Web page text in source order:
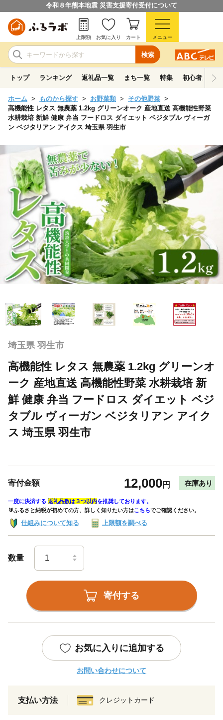
令和８年熊本地震 災害支援寄付受付について
検索
上限額 お気に入り カート メニュー
トップ ランキング 返礼品一覧 まち一覧 特集 初心者ガイド
ホーム ものから探す お野菜類
その他野菜
高機能性 レタス 無農薬 1.2kg グリーンオーク 産地直送 高機能性野菜
水耕栽培 新鮮 健康 弁当 フードロス ダイエット ベジタブル ヴィーガ
ン ベジタリアン アイクス 埼玉県 羽生市
埼玉県 羽生市
高機能性 レタス 無農薬 1.2kg グリーンオ
ーク 産地直送 高機能性野菜 水耕栽培 新
鮮 健康 弁当 フードロス ダイエット ベジ
タブル ヴィーガン ベジタリアン アイク
ス 埼玉県 羽生市
寄付金額 12,000円 在庫あり
一度に決済する 返礼品数は３つ以内を推奨しております。
🔰ふるさと納税が初めての方、詳しく知りたい方はこちらでご確認ください。
仕組みについて知る 上限額を調べる
数量
寄付する
お気に入りに追加する
お問い合わせについて
支払い方法 クレジットカード